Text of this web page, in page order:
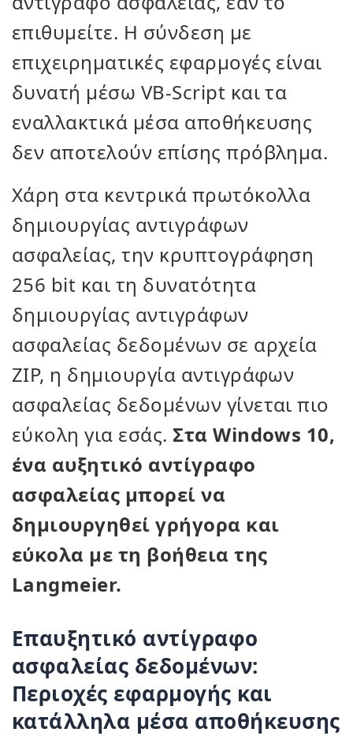
επιθυμείτε. Η σύνδεση με
επιχειρηματικές εφαρμογές είναι
δυνατή μέσω VB-Script και τα
εναλλακτικά μέσα αποθήκευσης
δεν αποτελούν επίσης πρόβλημα.
Χάρη στα κεντρικά πρωτόκολλα
δημιουργίας αντιγράφων
ασφαλείας, την κρυπτογράφηση
256 bit και τη δυνατότητα
δημιουργίας αντιγράφων
ασφαλείας δεδομένων σε αρχεία
ZIP, η δημιουργία αντιγράφων
ασφαλείας δεδομένων γίνεται πιο
εύκολη για εσάς. Στα Windows 10,
ένα αυξητικό αντίγραφο
ασφαλείας μπορεί να
δημιουργηθεί γρήγορα και
εύκολα με τη βοήθεια της
Langmeier.
Επαυξητικό αντίγραφο
ασφαλείας δεδομένων:
Περιοχές εφαρμογής και
κατάλληλα μέσα αποθήκευσης